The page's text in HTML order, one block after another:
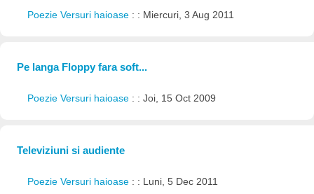
Poezie Versuri haioase : : Miercuri, 3 Aug 2011
Pe langa Floppy fara soft...
Poezie Versuri haioase : : Joi, 15 Oct 2009
Televiziuni si audiente
Poezie Versuri haioase : : Luni, 5 Dec 2011